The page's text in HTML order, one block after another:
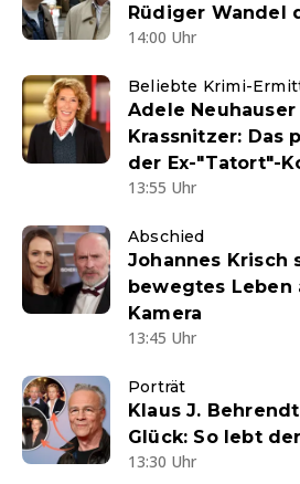
Rüdiger Wandel
14:00 Uhr
Beliebte Krimi-
Adele
Krassnitzer: Das
der Ex-"Tatort"-
13:55 Uhr
Abschied
Johannes Krisch
bewegtes Leben
Kamera
13:45 Uhr
Porträt
Klaus J.
Glück: So lebt
13:30 Uhr